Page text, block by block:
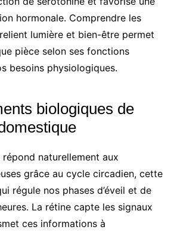
hormonale. Comprendre les
lumière et bien-être permet
pièce selon ses fonctions
besoins physiologiques.
biologiques de
naturellement aux
grâce au cycle circadien, cette
régule nos phases d’éveil et de
La rétine capte les signaux
ces informations à